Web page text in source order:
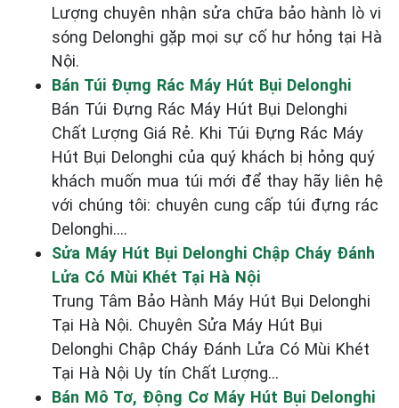
Lượng chuyên nhận sửa chữa bảo hành lò vi
sóng Delonghi gặp mọi sự cố hư hỏng tại Hà
Nội.
Bán Túi Đựng Rác Máy Hút Bụi Delonghi
Bán Túi Đựng Rác Máy Hút Bụi Delonghi
Chất Lượng Giá Rẻ. Khi Túi Đựng Rác Máy
Hút Bụi Delonghi của quý khách bị hỏng quý
khách muốn mua túi mới để thay hãy liên hệ
với chúng tôi: chuyên cung cấp túi đựng rác
Delonghi....
Sửa Máy Hút Bụi Delonghi Chập Cháy Đánh
Lửa Có Mùi Khét Tại Hà Nội
Trung Tâm Bảo Hành Máy Hút Bụi Delonghi
Tại Hà Nội. Chuyên Sửa Máy Hút Bụi
Delonghi Chập Cháy Đánh Lửa Có Mùi Khét
Tại Hà Nội Uy tín Chất Lượng...
Bán Mô Tơ, Động Cơ Máy Hút Bụi Delonghi